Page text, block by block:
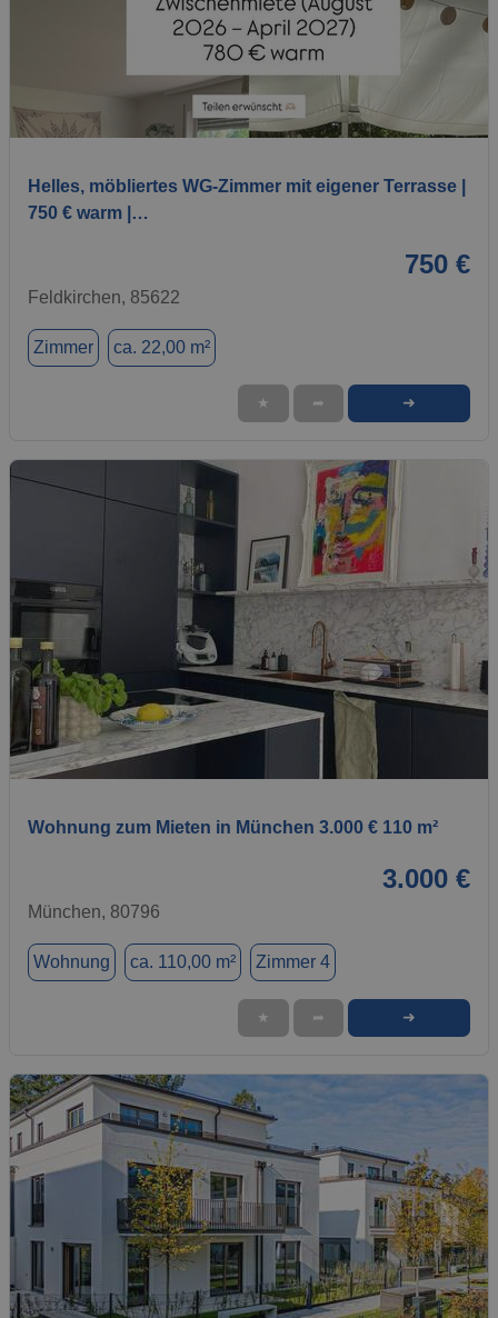
Helles, möbliertes WG-Zimmer mit eigener Terrasse |
750 € warm |…
750 €
Feldkirchen, 85622
Zimmer ca. 22,00 m²
★ ➦ ➜
Wohnung zum Mieten in München 3.000 € 110 m²
3.000 €
München, 80796
Wohnung ca. 110,00 m² Zimmer 4
★ ➦ ➜